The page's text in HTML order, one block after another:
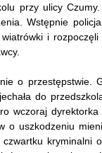
przy ulicy Czumy.
Wstępnie
i rozpoczęli
o przestępstwie.
do
wczoraj dyrektorka
o uszkodzeniu
kryminalni